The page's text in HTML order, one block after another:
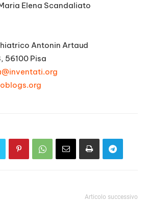
Elena Scandaliato
Antonin Artaud
56100 Pisa
org
Articolo successivo